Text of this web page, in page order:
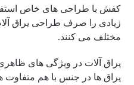
کفش با طراحی های خاص
زیادی را صرف طراحی یراق
مختلف می کنند.
یراق آلات در ویژگی های ظاهری
یراق ها در جنس با هم متفاوت